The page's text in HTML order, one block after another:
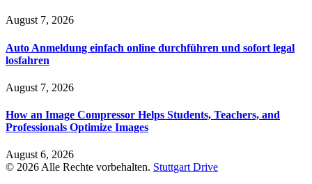
August 7, 2026
Auto Anmeldung einfach online durchführen und sofort legal
losfahren
August 7, 2026
How an Image Compressor Helps Students, Teachers, and
Professionals Optimize Images
August 6, 2026
© 2026 Alle Rechte vorbehalten. Stuttgart Drive